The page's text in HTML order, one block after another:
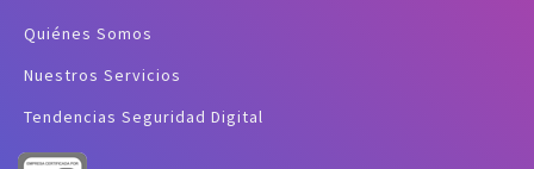
Quiénes Somos
Nuestros Servicios
Tendencias Seguridad Digital